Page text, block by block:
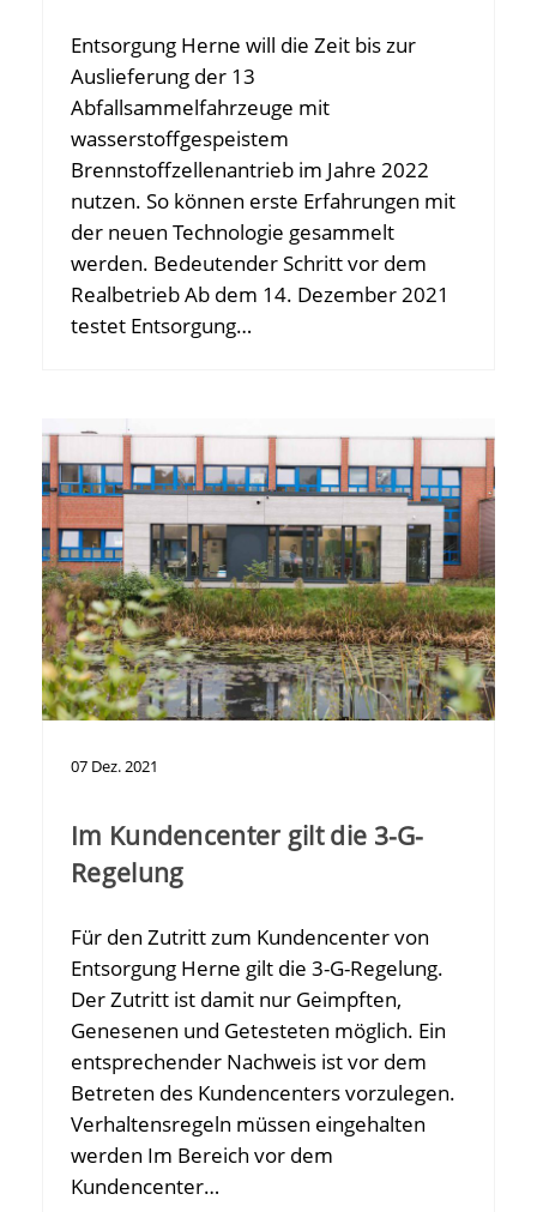
Entsorgung Herne will die Zeit bis zur
Auslieferung der 13
Abfallsammelfahrzeuge mit
wasserstoffgespeistem
Brennstoffzellenantrieb im Jahre 2022
nutzen. So können erste Erfahrungen mit
der neuen Technologie gesammelt
werden. Bedeutender Schritt vor dem
Realbetrieb Ab dem 14. Dezember 2021
testet Entsorgung…
07 Dez.2021
Im Kundencenter gilt die 3-G-
Regelung
Für den Zutritt zum Kundencenter von
Entsorgung Herne gilt die 3-G-Regelung.
Der Zutritt ist damit nur Geimpften,
Genesenen und Getesteten möglich. Ein
entsprechender Nachweis ist vor dem
Betreten des Kundencenters vorzulegen.
Verhaltensregeln müssen eingehalten
werden Im Bereich vor dem
Kundencenter…